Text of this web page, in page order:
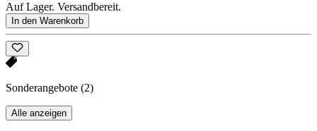
Auf Lager. Versandbereit.
In den Warenkorb
Sonderangebote (2)
Alle anzeigen